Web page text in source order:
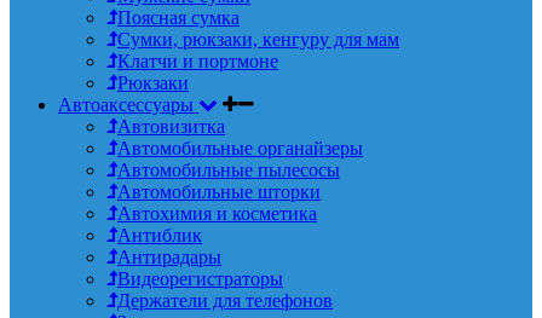
Поясная сумка
Сумки, рюкзаки, кенгуру для мам
Клатчи и портмоне
Рюкзаки
Автоаксессуары
Автовизитка
Автомобильные органайзеры
Автомобильные пылесосы
Автомобильные шторки
Автохимия и косметика
Антиблик
Антирадары
Видеорегистраторы
Держатели для телефонов